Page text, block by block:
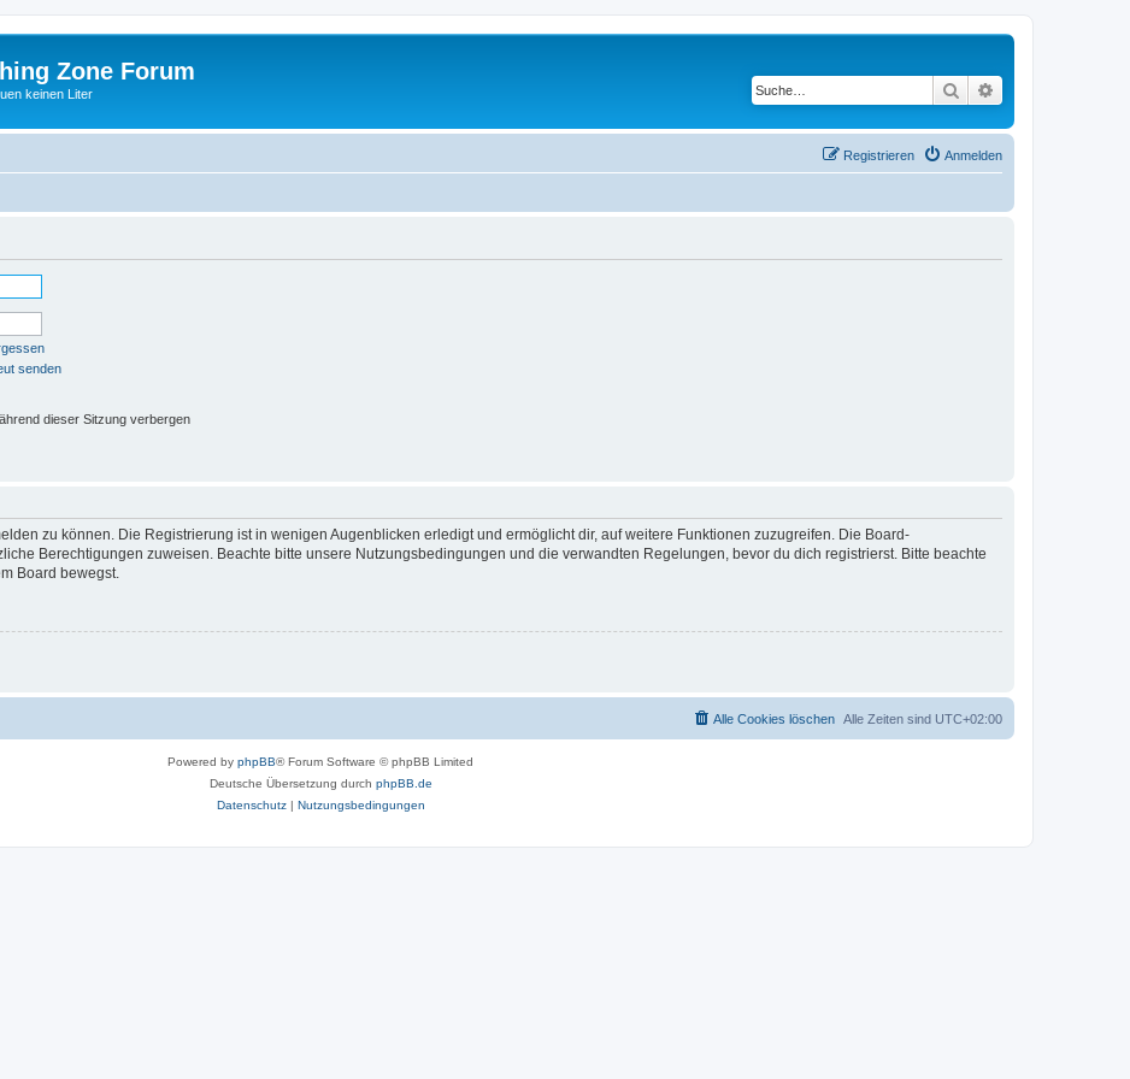
Zone Forum
keinen Liter Suche
Anmelden
Registrieren
senden
dieser Sitzung verbergen
zu können. Die Registrierung ist in wenigen Augenblicken erledigt und ermöglicht dir, auf weitere Funktionen zuzugreifen. Die Board-
Berechtigungen zuweisen. Beachte bitte unsere Nutzungsbedingungen und die verwandten Regelungen, bevor du dich registrierst. Bitte beachte
Board bewegst.
Alle Zeiten sind UTC+02:00
Alle Cookies löschen
Powered by phpBB® Forum Software © phpBB Limited
Deutsche Übersetzung durch phpBB.de
Datenschutz| Nutzungsbedingungen